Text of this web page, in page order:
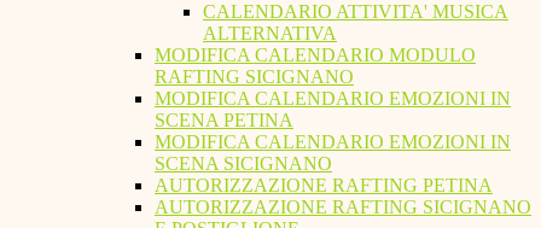
CALENDARIO ATTIVITA' MUSICA
ALTERNATIVA
MODIFICA CALENDARIO MODULO
RAFTING SICIGNANO
MODIFICA CALENDARIO EMOZIONI IN
SCENA PETINA
MODIFICA CALENDARIO EMOZIONI IN
SCENA SICIGNANO
AUTORIZZAZIONE RAFTING PETINA
AUTORIZZAZIONE RAFTING SICIGNANO